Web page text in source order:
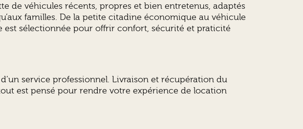
de véhicules récents, propres et bien entretenus, adaptés
familles. De la petite citadine économique au véhicule
est sélectionnée pour offrir confort, sécurité et praticité
service professionnel. Livraison et récupération du
est pensé pour rendre votre expérience de location